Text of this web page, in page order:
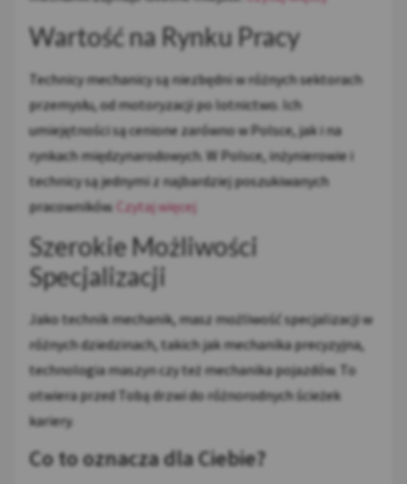
Wartość na Rynku Pracy
Technicy mechanicy są niezbędni w różnych sektorach
przemysłu, od motoryzacji po lotnictwo. Ich
umiejętności są cenione zarówno w Polsce, jak i na
rynkach międzynarodowych. W Polsce, inżynierowie i
technicy są jednymi z najbardziej poszukiwanych
pracowników. Czytaj więcej
Szerokie Możliwości
Specjalizacji
Jako technik mechanik, masz możliwość specjalizacji w
różnych dziedzinach, takich jak mechanika precyzyjna,
technologia maszyn czy też mechanika pojazdów. To
otwiera przed Tobą drzwi do różnorodnych ścieżek
kariery.
Co to oznacza dla Ciebie?